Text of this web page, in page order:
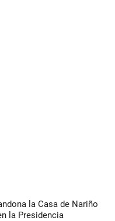
la Casa de Nariño
la Presidencia